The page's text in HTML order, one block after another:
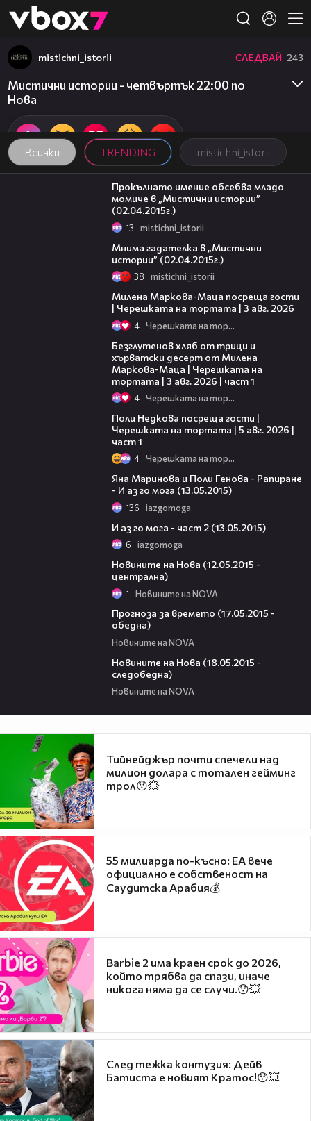
👾
Всички TRENDING mistichni_istorii
mistichni_istorii СЛЕДВАЙ 243
Мистични истории - четвъртък 22:00 по
Нова
21:28
Прокълнато имение обсебва младо
момиче в „Мистични истории”
(02.04.2015г.)
13 mistichni_istorii
Мнима гадателка в „Мистични
истории” (02.04.2015г.)
38 mistichni_istorii
Милена Маркова-Маца посреща гости
| Черешката на тортата | 3 авг. 2026
4 Черешката на тортата
Безглутенов хляб от трици и
хърватски десерт от Милена
Маркова-Маца | Черешката на
тортата | 3 авг. 2026 | част 1
4 Черешката на тортата
Поли Недкова посреща гости |
Черешката на тортата | 5 авг. 2026 |
част 1
4 Черешката на тортата
Яна Маринова и Поли Генова - Рапиране
- И аз го мога (13.05.2015)
136 iazgomoga
И аз го мога - част 2 (13.05.2015)
6 iazgomoga
Новините на Нова (12.05.2015 -
централна)
1 Новините на NOVA
Прогноза за времето (17.05.2015 -
обедна)
Новините на NOVA
Новините на Нова (18.05.2015 -
следобедна)
Новините на NOVA
Тийнейджър почти спечели над
милион долара с тотален гейминг
трол😯💥
55 милиарда по-късно: EA вече
официално е собственост на
Саудитска Арабия💰
Barbie 2 има краен срок до 2026,
който трябва да спази, иначе
никога няма да се случи.😯💥
След тежка контузия: Дейв
Батиста е новият Кратос!😯💥